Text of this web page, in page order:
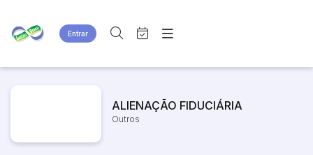
Entrar
Criar conta Entrar
Site
ALIENAÇÃO FIDUCIÁRIA
Outros